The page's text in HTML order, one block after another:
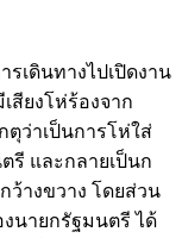
เดินทางไปเปิดงาน
สียงโห่ร้องจาก
ว่าเป็นการโห่ใส่
รี และกลายเป็นก
ว้างขวาง โดยส่วน
งนายกรัฐมนตรี ได้